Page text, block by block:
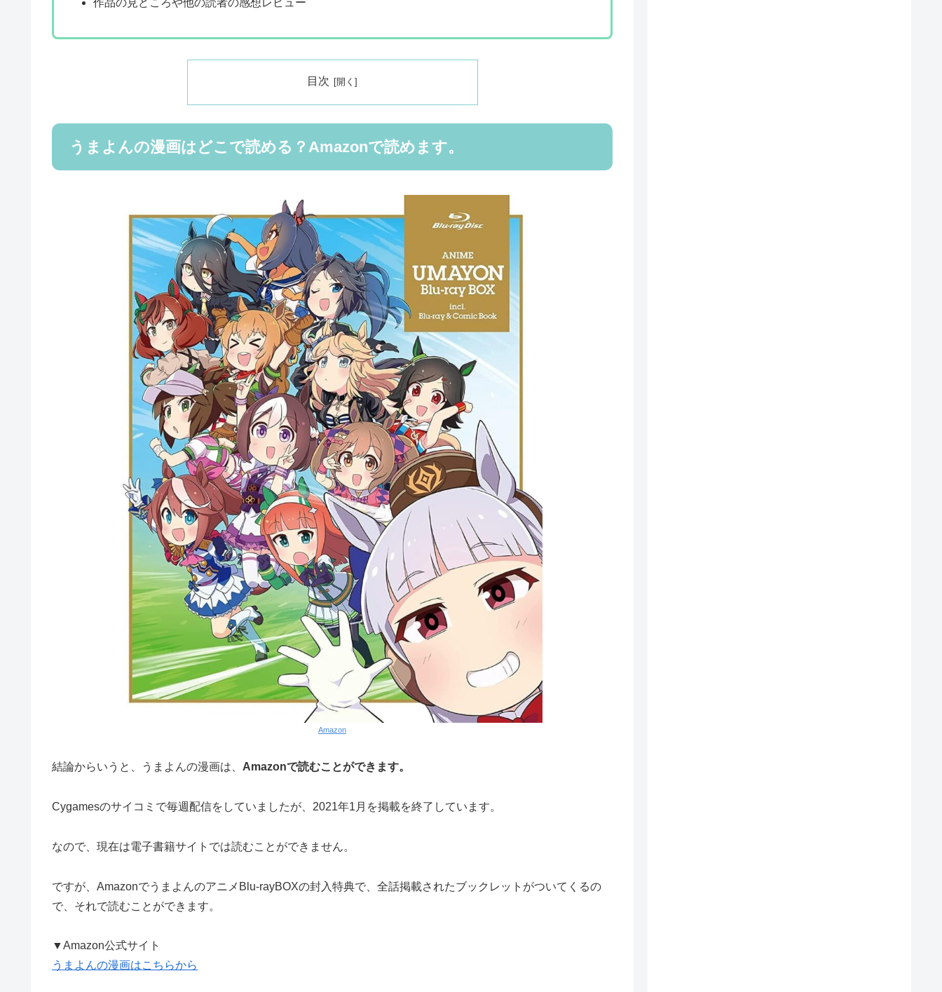
作品の見どころや他の読者の感想レビュー
目次
うまよんの漫画はどこで読める？Amazonで読めます。
Amazon
結論からいうと、うまよんの漫画は、 Amazonで読むことができます。
Cygamesのサイコミで毎週配信をしていましたが、2021年1月を掲載を終了しています。
なので、現在は電子書籍サイトでは読むことができません。
ですが、AmazonでうまよんのアニメBlu-rayBOXの封入特典で、全話掲載されたブックレットがついてくるの
で、それで読むことができます。
▼Amazon公式サイト
うまよんの漫画はこちらから